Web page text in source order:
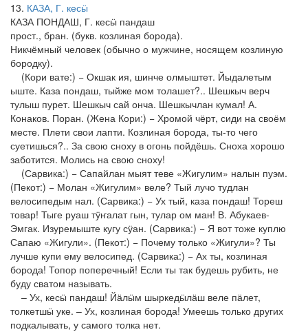
13 КАЗА, Г. кесӹ
КАЗА ПОНДАШ, Г. кесӹ пандаш
прост., бран. (букв. козлиная борода).
Никчёмный человек (обычно о мужчине, носящем козлиную
бородку).
(Кори вате:) − Окшак ия, шинче олмыштет. Йыдалетым
ыште. Каза пондаш, тыйже мом толашет?.. Шешкыч верч
тулыш пурет. Шешкыч сай онча. Шешкычлан кумал! А.
Конаков. Поран. (Жена Кори:) − Хромой чёрт, сиди на своём
месте. Плети свои лапти. Козлиная борода, ты-то чего
суетишься?.. За свою сноху в огонь пойдёшь. Сноха хорошо
заботится. Молись на свою сноху!
(Сарвика:) − Сапайлан мыят теве «Жигулим» налын пуэм.
(Пекот:) − Молан «Жигулим» веле? Тый лучо тудлан
велосипедым нал. (Сарвика:) − Ух тый, каза пондаш! Тореш
товар! Тыге руаш тӱҥалат гын, тулар ом ман! В. Абукаев-
Эмгак. Изуремыште кугу сӱан. (Сарвика:) − Я вот тоже куплю
Сапаю «Жигули». (Пекот:) − Почему только «Жигули»? Ты
лучше купи ему велосипед. (Сарвика:) − Ах ты, козлиная
борода! Топор поперечный! Если ты так будешь рубить, не
буду сватом называть.
– Ух, кесӹ пандаш! Йӓлӹм шыркедӹлӓш веле пӓлет,
толкетшӹ уке. – Ух, козлиная борода! Умеешь только других
подкалывать, у самого толка нет.